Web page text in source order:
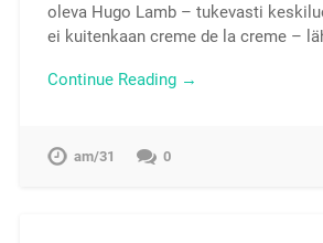
oleva Hugo Lamb – tukevasti
ei kuitenkaan creme de la creme –
Continue Reading →
am/31 0